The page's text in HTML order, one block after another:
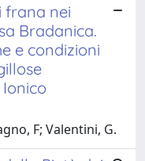
frana nei
Bradanica.
e condizioni
F; Valentini, G.